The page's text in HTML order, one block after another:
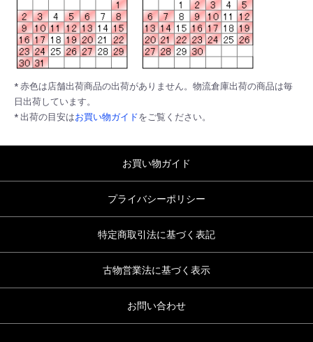
* 赤色は店舗出荷商品の出荷がありません。物流倉庫出荷の商品は毎
日出荷しています。
* 出荷の目安はお買い物ガイドをご覧ください。
お買い物ガイド
プライバシーポリシー
特定商取引法に基づく表記
古物営業法に基づく表示
お問い合わせ